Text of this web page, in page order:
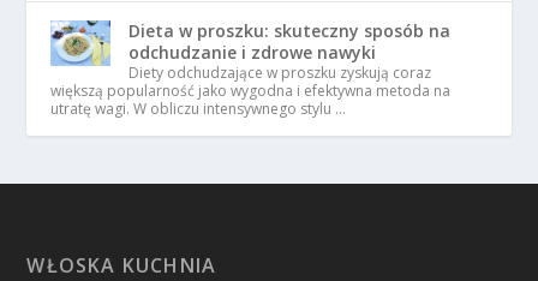
Dieta w proszku: skuteczny sposób na
odchudzanie i zdrowe nawyki
Diety odchudzające w proszku zyskują coraz
większą popularność jako wygodna i efektywna metoda na
utratę wagi. W obliczu intensywnego stylu …
WŁOSKA KUCHNIA